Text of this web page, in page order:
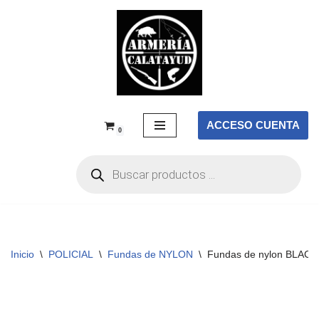
0 ACCESO CUENTA
Inicio \ POLICIAL \ Fundas de NYLON \ Fundas de nylon